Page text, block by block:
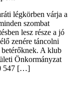
légkörben várja a
szombat
lesz része a jó
zenére táncolni
betérőknek. A klub
Önkormányzat
547 […]